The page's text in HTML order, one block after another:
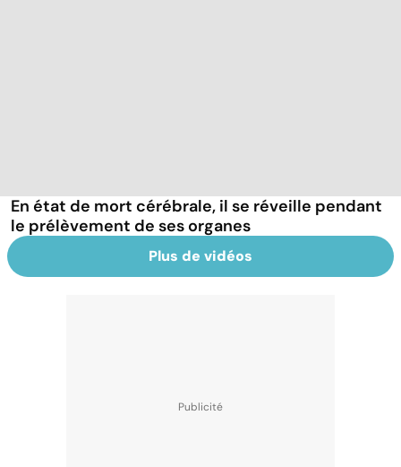
En état de mort cérébrale, il se réveille pendant
le prélèvement de ses organes
Plus de vidéos